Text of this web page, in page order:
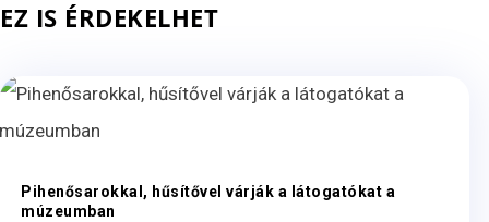
EZ IS ÉRDEKELHET
Pihenősarokkal, hűsítővel várják a látogatókat a
múzeumban